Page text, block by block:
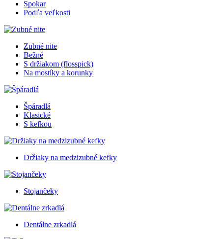
Spokar
Podľa veľkosti
Zubné nite
Bežné
S držiakom (flosspick)
Na mostíky a korunky
Špáradlá
Klasické
S kefkou
Držiaky na medzizubné kefky
Stojančeky
Dentálne zrkadlá